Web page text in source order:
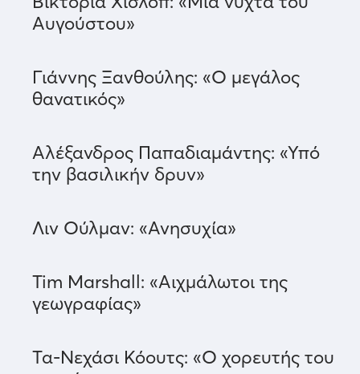
Αυγούστου»
Γιάννης Ξανθούλης: «Ο μεγάλος
θανατικός»
Αλέξανδρος Παπαδιαμάντης: «Υπό
την βασιλικήν δρυν»
Λιν Ούλμαν: «Ανησυχία»
Tim Marshall: «Αιχμάλωτοι της
γεωγραφίας»
Τα-Νεχάσι Κόουτς: «Ο χορευτής του